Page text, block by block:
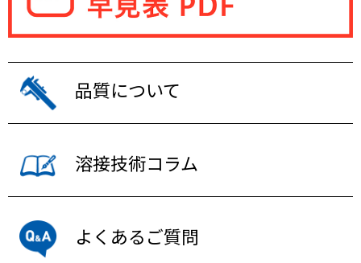
品質について
溶接技術コラム
よくあるご質問